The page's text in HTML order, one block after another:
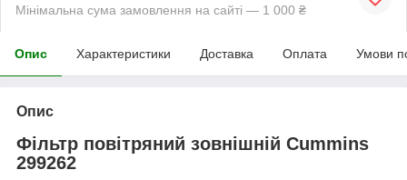
Мінімальна сума замовлення на сайті — 1 000 ₴
Опис Характеристики Доставка Оплата Умови
Опис
Фільтр повітряний зовнішній Cummins
299262